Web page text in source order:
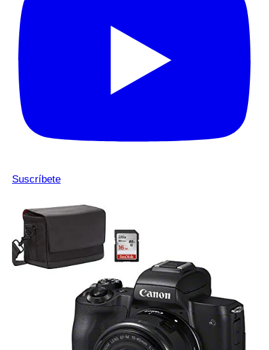
Suscríbete